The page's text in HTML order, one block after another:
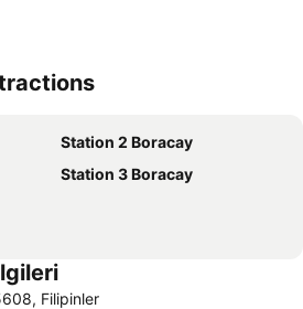
Station 2 Boracay
Station 3 Boracay
Filipinler